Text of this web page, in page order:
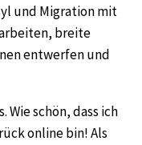
und Migration mit
breite
entwerfen und
Wie schön, dass ich
online bin! Als